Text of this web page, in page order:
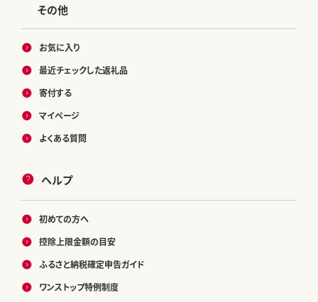
その他
お気に入り
最近チェックした返礼品
寄付する
マイページ
よくある質問
ヘルプ
初めての方へ
控除上限金額の目安
ふるさと納税確定申告ガイド
ワンストップ特例制度